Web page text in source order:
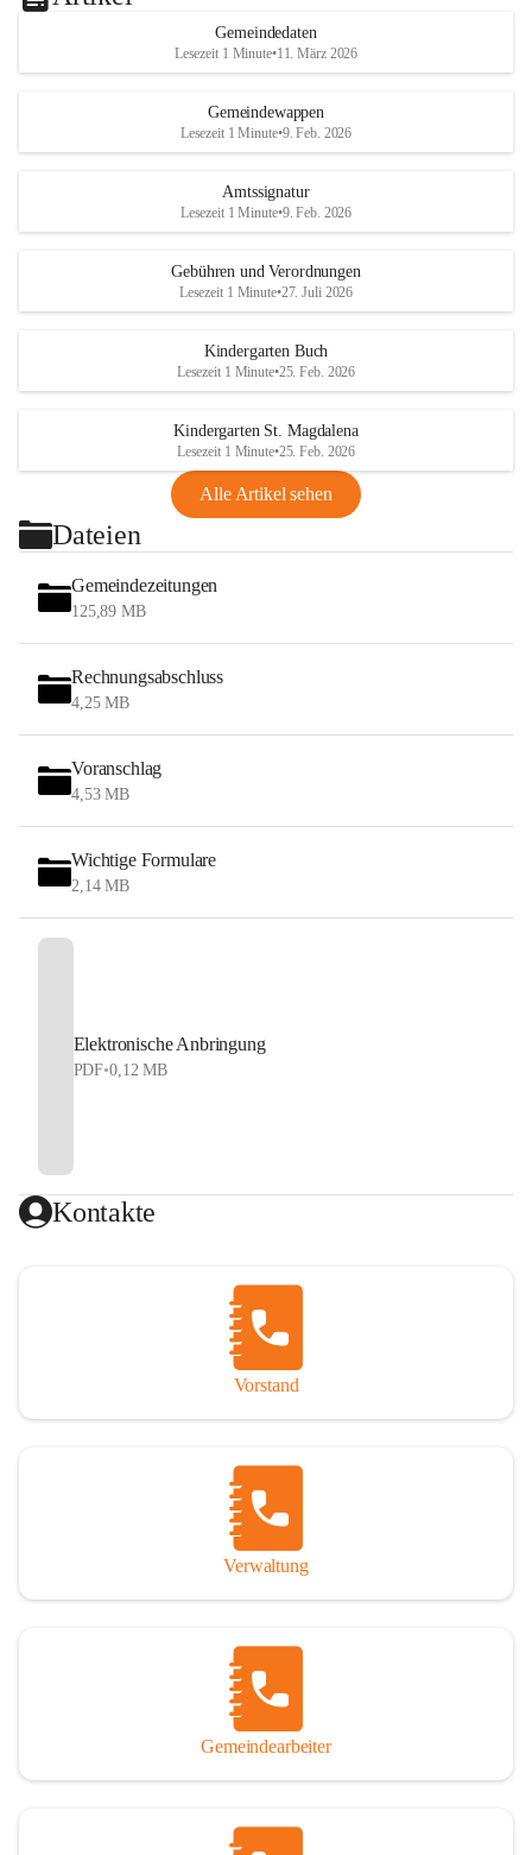
Gemeindedaten
Lesezeit 1 Minute•11. März 2026
Gemeindewappen
Lesezeit 1 Minute•9. Feb. 2026
Amtssignatur
Lesezeit 1 Minute•9. Feb. 2026
Gebühren und Verordnungen
Lesezeit 1 Minute•27. Juli 2026
Kindergarten Buch
Lesezeit 1 Minute•25. Feb. 2026
Kindergarten St. Magdalena
Lesezeit 1 Minute•25. Feb. 2026
Alle Artikel sehen
Dateien
Gemeindezeitungen
125,89 MB
Rechnungsabschluss
4,25 MB
Voranschlag
4,53 MB
Wichtige Formulare
2,14 MB
Elektronische Anbringung
PDF•0,12 MB
Kontakte
Vorstand
Verwaltung
Gemeindearbeiter